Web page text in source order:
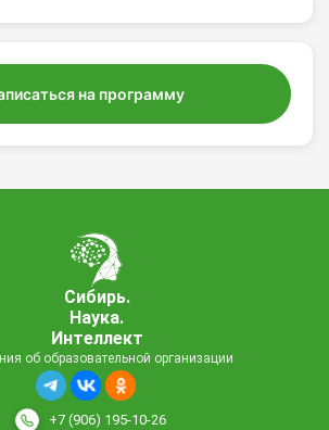
на программу
Сибирь.
Наука.
Интеллект
об образовательной организации
+7 (906) 195-10-26